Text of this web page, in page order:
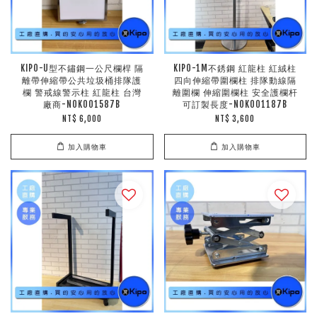
KIPO-U型不鏽鋼一公尺欄桿 隔
離帶伸縮帶公共垃圾桶排隊護
欄 警戒線警示柱 紅龍柱 台灣
廠商-NOK001587B
NT$ 6,000
加入購物車
KIPO-1M不銹鋼 紅龍柱 紅絨柱
四向伸縮帶圍欄柱 排隊動線隔
離圍欄 伸縮圍欄柱 安全護欄杆
可訂製長度-NOK001187B
NT$ 3,600
加入購物車